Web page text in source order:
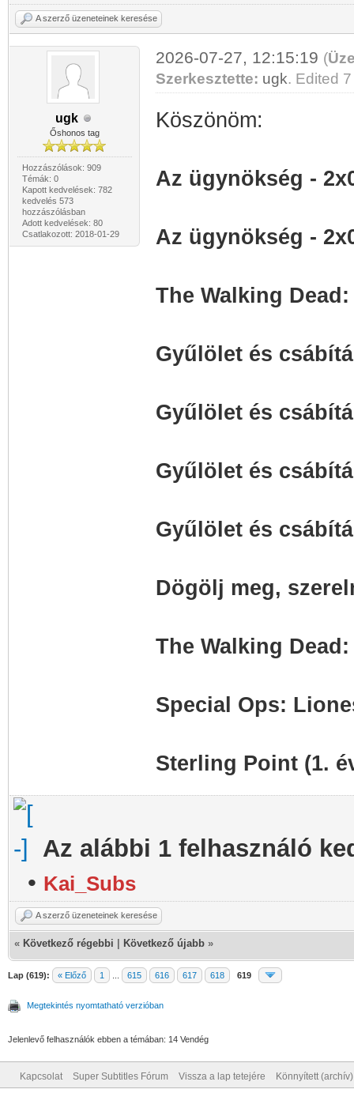
A szerző üzeneteinek keresése
ugk
Őshonos tag
Hozzászólások: 909
Témák: 0
Kapott kedvelések: 782
kedvelés 573
hozzászólásban
Adott kedvelések: 80
Csatlakozott: 2018-01-29
2026-07-27, 12:15:19 (
Szerkesztette: ugk. Edited
Köszönöm:
Az ügynökség -
Az ügynökség -
The Walking
Gyűlölet és
Gyűlölet és
Gyűlölet és
Gyűlölet és
Dögölj meg,
The Walking
Special Ops:
Sterling Point (1.
Az alábbi 1 felhasználó
• Kai_Subs
A szerző üzeneteinek keresése
« Következő régebbi Következő újabb »
Lap (619): « Előző 1 615 616 617 618 619
Megtekintés nyomtatható verzióban
Jelenlevő felhasználók ebben a témában: 14 Vendég
Kapcsolat Super Subtitles Fórum Vissza a lap tetejére Könnyített